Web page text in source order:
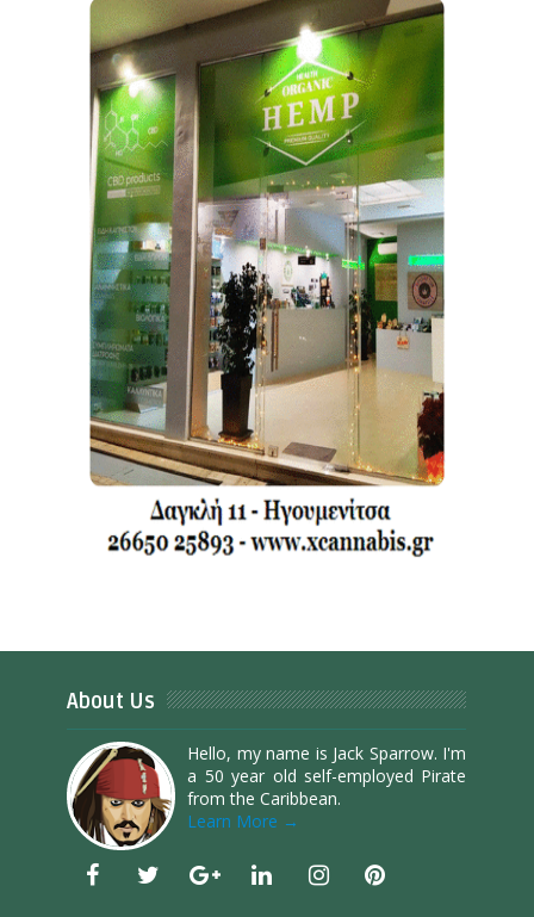
About Us
Hello, my name is Jack Sparrow. I'm
a 50 year old self-employed Pirate
from the Caribbean.
Learn More →